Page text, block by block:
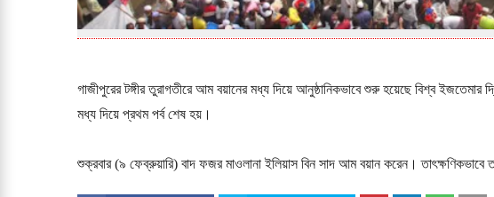
গাজীপুরের টঙ্গীর তুরাগতীরে আম বয়ানের মধ্য দিয়ে আনুষ্ঠানিকভাবে শুরু হয়েছে বিশ্ব
মধ্য দিয়ে প্রথম পর্ব শেষ হয়।
শুক্রবার (৯ ফেব্রুয়ারি) বাদ ফজর মাওলানা ইলিয়াস বিন সাদ আম বয়ান করেন। তাৎক্ষণিকভাবে